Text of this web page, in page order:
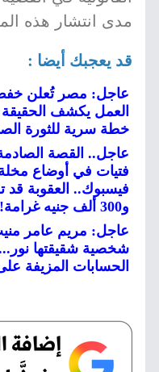
مدى انتشار هذه
قد يعجبك أيضا :
العمل يكشف الحقيقة
خطة سرية للثورة
عاجل.. القصة
فتيات في أوضاع
و300 ألف جنيه غرامة!
عاجل: مريم عامر
شخصية شقيقتها
الحسابات المزيفة